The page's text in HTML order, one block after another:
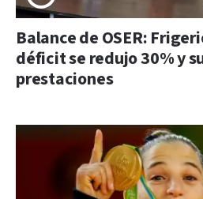
Balance de OSER:
déficit se redujo 30% y
prestaciones